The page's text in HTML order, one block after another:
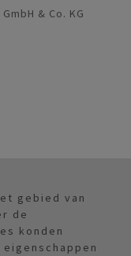
GmbH & Co. KG
gebied van
de
konden